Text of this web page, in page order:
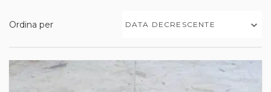
Ordina per DATA DECRESCENTE